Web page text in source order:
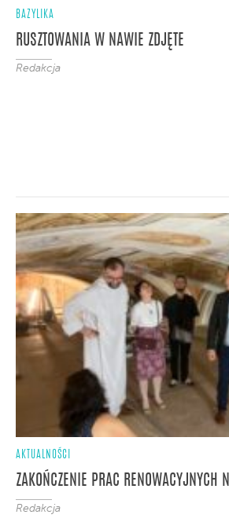
BAZYLIKA
RUSZTOWANIA W NAWIE ZDJĘTE
Redakcja
AKTUALNOŚCI
ZAKOŃCZENIE PRAC RENOWACYJNYCH
Redakcja